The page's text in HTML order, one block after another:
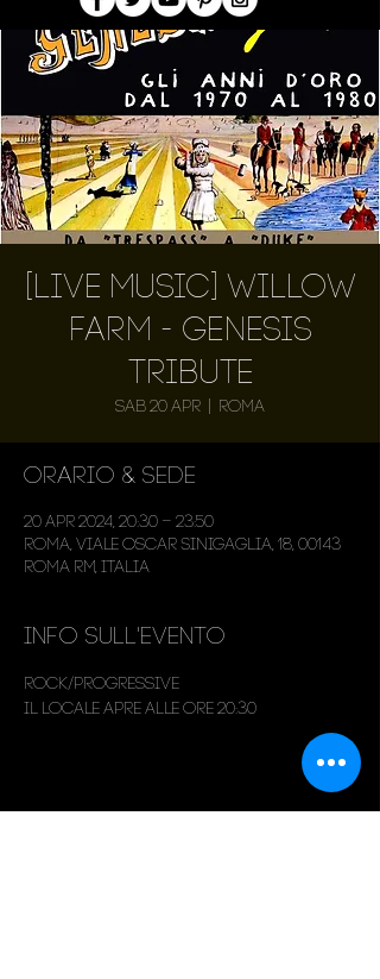
[Live Music] Willow
Farm - Genesis
Tribute
sab 20 apr Roma
Orario & Sede
20 apr 2024, 20:30 – 23:50
Roma, Viale Oscar Sinigaglia, 18, 00143
Roma RM, Italia
Info sull'evento
Rock/Progressive
Il locale apre alle ore 20:30